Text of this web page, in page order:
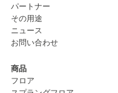
パートナー
その用途
ニュース
お問い合わせ
商品
フロア